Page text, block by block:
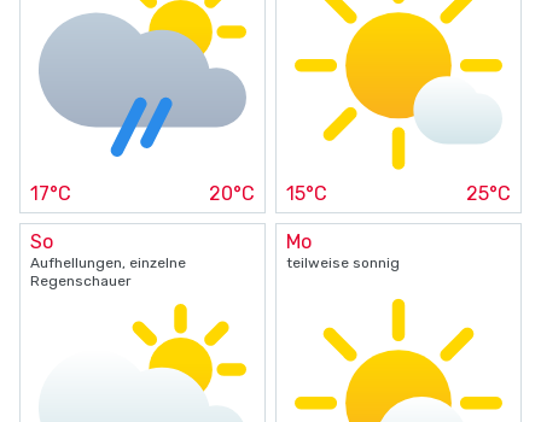
17°C 20°C 15°C 25°C
So
Aufhellungen, einzelne
Regenschauer
Mo
teilweise sonnig